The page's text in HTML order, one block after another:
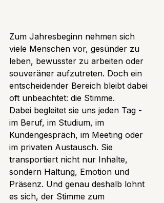
Zum Jahresbeginn nehmen sich
viele Menschen vor, gesünder zu
leben, bewusster zu arbeiten oder
souveräner aufzutreten. Doch ein
entscheidender Bereich bleibt dabei
oft unbeachtet: die Stimme.
Dabei begleitet sie uns jeden Tag -
im Beruf, im Studium, im
Kundengespräch, im Meeting oder
im privaten Austausch. Sie
transportiert nicht nur Inhalte,
sondern Haltung, Emotion und
Präsenz. Und genau deshalb lohnt
es sich, der Stimme zum